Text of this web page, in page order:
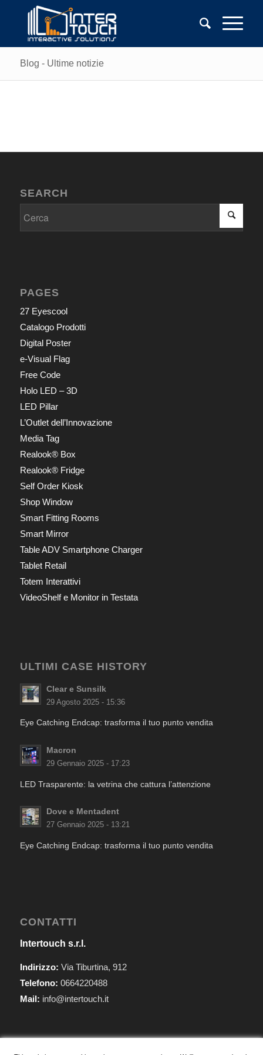
Blog - Ultime notizie
SEARCH
PAGES
27 Eyescool
Catalogo Prodotti
Digital Poster
e-Visual Flag
Free Code
Holo LED – 3D
LED Pillar
L’Outlet dell’Innovazione
Media Tag
Realook® Box
Realook® Fridge
Self Order Kiosk
Shop Window
Smart Fitting Rooms
Smart Mirror
Table ADV Smartphone Charger
Tablet Retail
Totem Interattivi
VideoShelf e Monitor in Testata
ULTIMI CASE HISTORY
Clear e Sunsilk
29 Agosto 2025 - 15:36
Eye Catching Endcap: trasforma il tuo punto vendita
Macron
29 Gennaio 2025 - 17:23
LED Trasparente: la vetrina che cattura l’attenzione
Dove e Mentadent
27 Gennaio 2025 - 13:21
Eye Catching Endcap: trasforma il tuo punto vendita
CONTATTI
Intertouch s.r.l.
Indirizzo: Via Tiburtina, 912
Telefono: 0664220488
Mail: info@intertouch.it